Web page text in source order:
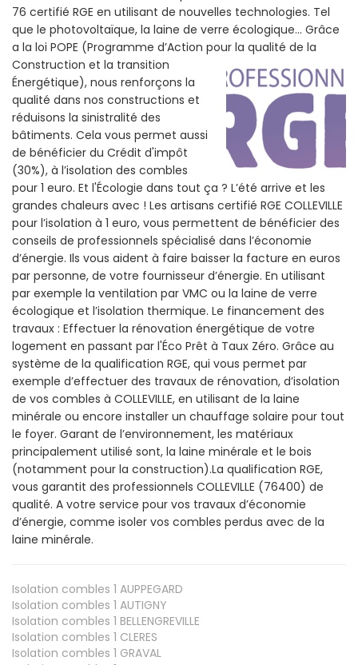
76 certifié RGE en utilisant de nouvelles technologies. Tel
que le photovoltaïque, la laine de verre écologique... Grâce
a la loi POPE (Programme d’Action pour la qualité de la
Construction et la transition
Énergétique), nous renforçons la
qualité dans nos constructions et
réduisons la sinistralité des
bâtiments. Cela vous permet aussi
de bénéficier du Crédit d'impôt
(30%), à l’isolation des combles
pour 1 euro. Et l'Écologie dans tout ça ? L’été arrive et les
grandes chaleurs avec ! Les artisans certifié RGE COLLEVILLE
pour l’isolation à 1 euro, vous permettent de bénéficier des
conseils de professionnels spécialisé dans l’économie
d’énergie. Ils vous aident à faire baisser la facture en euros
par personne, de votre fournisseur d’énergie. En utilisant
par exemple la ventilation par VMC ou la laine de verre
écologique et l’isolation thermique. Le financement des
travaux : Effectuer la rénovation énergétique de votre
logement en passant par l'Éco Prêt à Taux Zéro. Grâce au
système de la qualification RGE, qui vous permet par
exemple d’effectuer des travaux de rénovation, d’isolation
de vos combles à COLLEVILLE, en utilisant de la laine
minérale ou encore installer un chauffage solaire pour tout
le foyer. Garant de l’environnement, les matériaux
principalement utilisé sont, la laine minérale et le bois
(notamment pour la construction).La qualification RGE,
vous garantit des professionnels COLLEVILLE (76400) de
qualité. A votre service pour vos travaux d’économie
d’énergie, comme isoler vos combles perdus avec de la
laine minérale.
Isolation combles 1 AUPPEGARD
Isolation combles 1 AUTIGNY
Isolation combles 1 BELLENGREVILLE
Isolation combles 1 CLERES
Isolation combles 1 GRAVAL